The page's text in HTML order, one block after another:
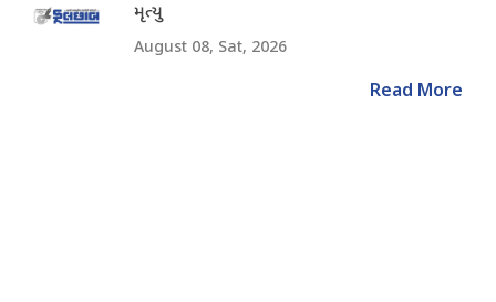
મૃત્યુ
August 08, Sat, 2026
Read More